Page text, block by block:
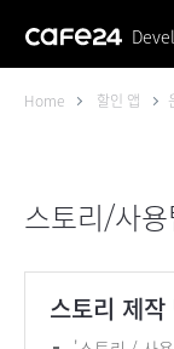
Home 할인 앱
스토리/사
스토리 제